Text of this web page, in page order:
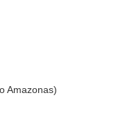
Amazonas)